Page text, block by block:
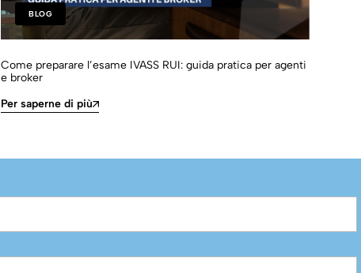
BLOG
Come preparare l’esame IVASS RUI: guida pratica per agenti
e broker
Per saperne di più